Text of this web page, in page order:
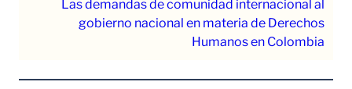
Las demandas de comunidad internacional al
gobierno nacional en materia de Derechos
Humanos en Colombia